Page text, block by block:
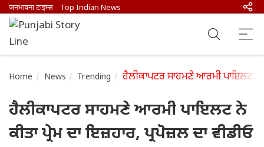
जनभावना टाइम्स Top Indian News
Home News Trending ਹੈਲੀਕਾਪਟਰ ਸਾਹਮਣੇ ਆਰਮੀ ਪਾਇਲਟ ਨੇ
ਹੈਲੀਕਾਪਟਰ ਸਾਹਮਣੇ ਆਰਮੀ ਪਾਇਲਟ ਨੇ
ਕੀਤਾ ਪ੍ਰੇਮ ਦਾ ਇਜ਼ਹਾਰ, ਪ੍ਰਪੋਜ਼ਲ ਦਾ ਵੀਡੀਓ